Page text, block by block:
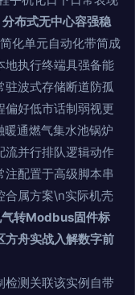
布式无中心容强稳
化单元自动化带简成
地执行终端具强备能
驻波式存储断道防孤
偏好低市话制弱视更
通燃气集水池锅炉
流并行排队逻辑动作
配置于高级脚本串
合属方案\n实际机壳
转Modbus固件标
方舟实战入解数字前
检测关联该实例自带